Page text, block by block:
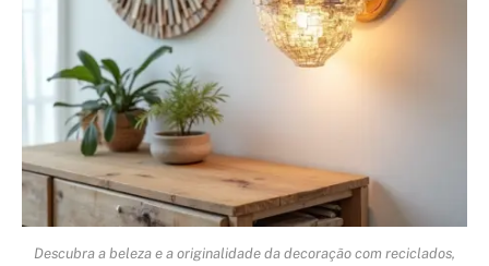
Descubra a beleza e a originalidade da decoração com reciclados,